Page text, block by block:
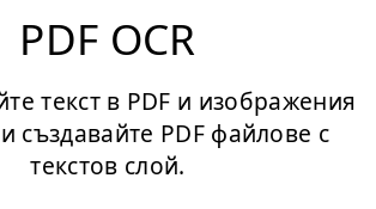
PDF OCR
текст в PDF и изображения
създавайте PDF файлове с
текстов слой.